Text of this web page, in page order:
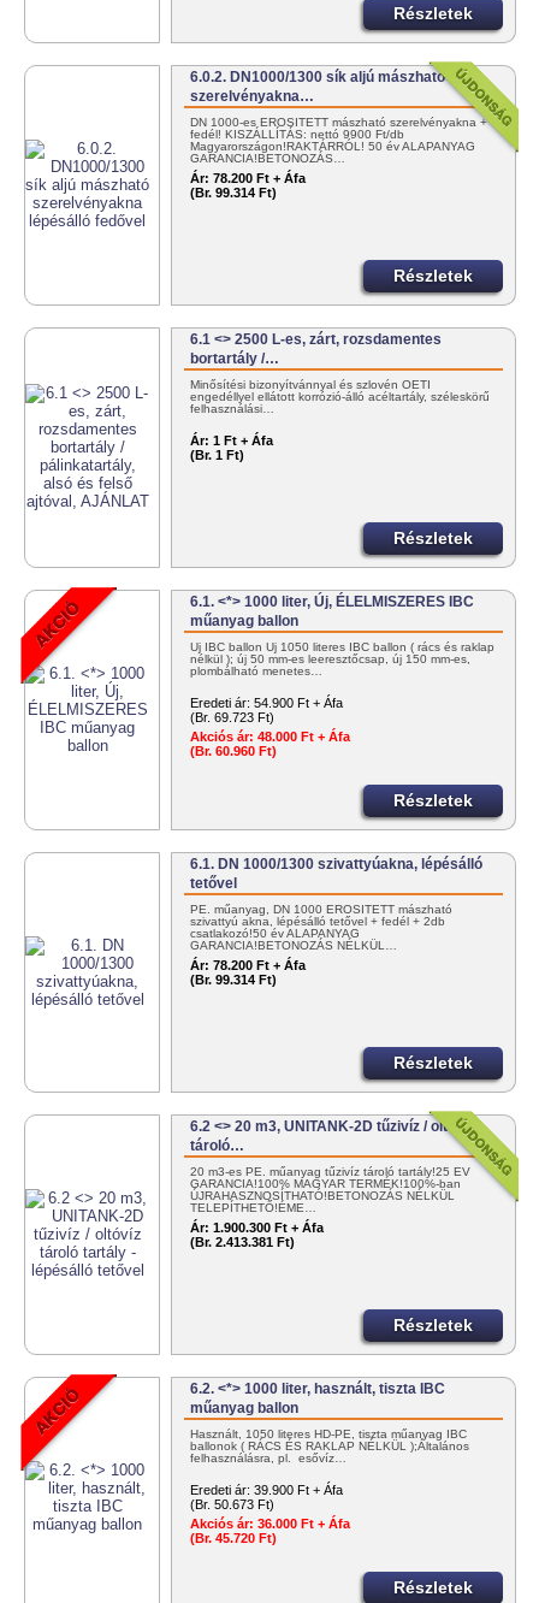
Részletek
6.0.2. DN1000/1300 sík aljú mászható
szerelvényakna…
DN 1000-es ERŐSÍTETT mászható szerelvényakna +
fedél! KISZÁLLÍTÁS: nettó 9900 Ft/db
Magyarországon!RAKTÁRRÓL! 50 év ALAPANYAG
GARANCIA!BETONOZÁS…
Ár: 78.200 Ft + Áfa
(Br. 99.314 Ft)
Részletek
6.1 <> 2500 L-es, zárt, rozsdamentes
bortartály /…
Minősítési bizonyítvánnyal és szlovén OÉTI
engedéllyel ellátott korrózió-álló acéltartály, széleskörű
felhasználási…
Ár: 1 Ft + Áfa
(Br. 1 Ft)
Részletek
6.1. <*> 1000 liter, Új, ÉLELMISZERES IBC
műanyag ballon
Új IBC ballon Új 1050 literes IBC ballon ( rács és raklap
nélkül ); új 50 mm-es leeresztőcsap, új 150 mm-es,
plombálható menetes…
Eredeti ár: 54.900 Ft + Áfa
(Br. 69.723 Ft)
Akciós ár: 48.000 Ft + Áfa
(Br. 60.960 Ft)
Részletek
6.1. DN 1000/1300 szivattyúakna, lépésálló
tetővel
PE. műanyag, DN 1000 ERŐSÍTETT mászható
szivattyú akna, lépésálló tetővel + fedél + 2db
csatlakozó!50 év ALAPANYAG
GARANCIA!BETONOZÁS NÉLKÜL…
Ár: 78.200 Ft + Áfa
(Br. 99.314 Ft)
Részletek
6.2 <> 20 m3, UNITANK-2D tűzivíz / oltóvíz
tároló…
20 m3-es PE. műanyag tűzivíz tároló tartály!25 ÉV
GARANCIA!100% MAGYAR TERMÉK!100%-ban
ÚJRAHASZNOSÍTHATÓ!BETONOZÁS NÉLKÜL
TELEPÍTHETŐ!ÉME…
Ár: 1.900.300 Ft + Áfa
(Br. 2.413.381 Ft)
Részletek
6.2. <*> 1000 liter, használt, tiszta IBC
műanyag ballon
Használt, 1050 literes HD-PE, tiszta műanyag IBC
ballonok ( RÁCS ÉS RAKLAP NÉLKÜL );Általános
felhasználásra, pl. esővíz…
Eredeti ár: 39.900 Ft + Áfa
(Br. 50.673 Ft)
Akciós ár: 36.000 Ft + Áfa
(Br. 45.720 Ft)
Részletek